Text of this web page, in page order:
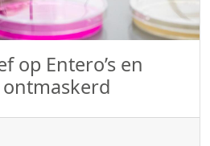
op Entero’s en